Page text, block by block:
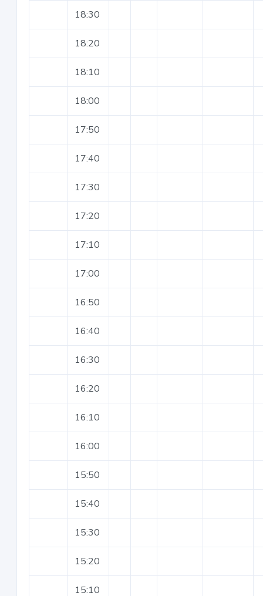
18:30
18:20
18:10
18:00
17:50
17:40
17:30
17:20
17:10
17:00
16:50
16:40
16:30
16:20
16:10
16:00
15:50
15:40
15:30
15:20
15:10